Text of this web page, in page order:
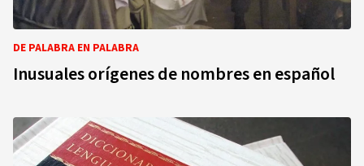
DE PALABRA EN PALABRA
Inusuales orígenes de nombres en español